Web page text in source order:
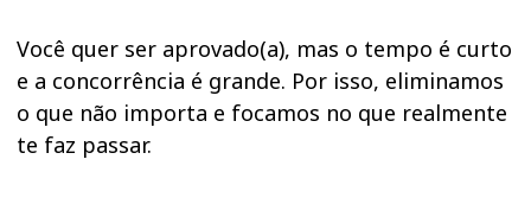
Você quer ser aprovado(a), mas o tempo é curto
e a concorrência é grande. Por isso, eliminamos
o que não importa e focamos no que realmente
te faz passar.